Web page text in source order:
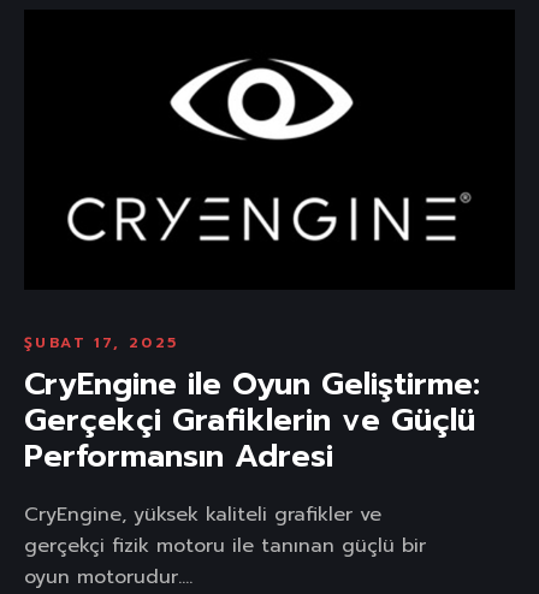
ŞUBAT 17, 2025
CryEngine ile Oyun Geliştirme:
Gerçekçi Grafiklerin ve Güçlü
Performansın Adresi
CryEngine, yüksek kaliteli grafikler ve
gerçekçi fizik motoru ile tanınan güçlü bir
oyun motorudur....